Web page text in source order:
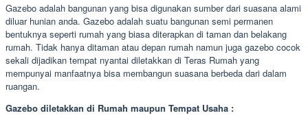
Gazebo adalah bangunan yang bisa digunakan sumber dari suasana alami
diluar hunian anda. Gazebo adalah suatu bangunan semi permanen
bentuknya seperti rumah yang biasa diterapkan di taman dan belakang
rumah. Tidak hanya ditaman atau depan rumah namun juga gazebo cocok
sekali dijadikan tempat nyantai diletakkan di Teras Rumah yang
mempunyai manfaatnya bisa membangun suasana berbeda dari dalam
ruangan.
Gazebo diletakkan di Rumah maupun Tempat Usaha :